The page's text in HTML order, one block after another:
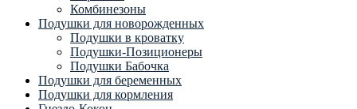
Комбинезоны
Подушки для новорожденных
Подушки в кроватку
Подушки-Позиционеры
Подушки Бабочка
Подушки для беременных
Подушки для кормления